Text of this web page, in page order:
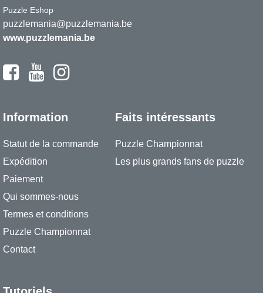
Puzzle Eshop
puzzlemania@puzzlemania.be
www.puzzlemania.be
Information
Statut de la commande
Expédition
Paiement
Qui sommes-nous
Termes et conditions
Puzzle Championnat
Contact
Faits intéressants
Puzzle Championnat
Les plus grands fans de puzzle